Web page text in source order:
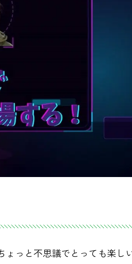
ょっと不思議でとっても楽し